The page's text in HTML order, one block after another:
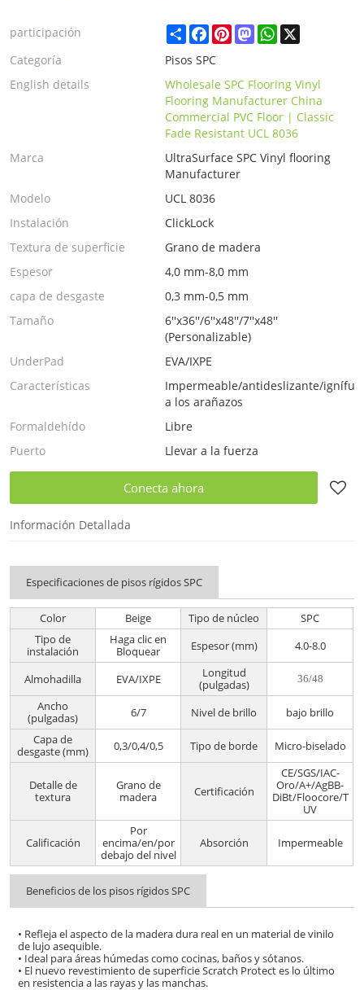
participación ShareFacebook
PinterestMastodonWhatsApp
X
Categoría
Pisos SPC
English details
Wholesale SPC Flooring Vinyl
Flooring Manufacturer China
Commercial PVC Floor | Classic
Fade Resistant UCL 8036
Marca
UltraSurface SPC Vinyl flooring
Manufacturer
Modelo
UCL 8036
Instalación
ClickLock
Textura de superficie
Grano de madera
Espesor
4,0 mm-8,0 mm
capa de desgaste
0,3 mm-0,5 mm
Tamaño
6''x36''/6''x48''/7''x48''
(Personalizable)
UnderPad
EVA/IXPE
Características
Impermeable/antideslizante/
a los arañazos
Formaldehído
Libre
Puerto
Llevar a la fuerza
Conecta ahora
Información Detallada
Especificaciones de pisos rígidos SPC
Color Beige Tipo de núcleo
SPC
Tipo de
instalación
Haga clic en
Bloquear
Espesor (mm) 4.0-8.0
Almohadilla EVA/IXPE
Longitud
(pulgadas)
36/48
Ancho
(pulgadas)
6/7 Nivel de brillo
bajo brillo
Capa de
desgaste (mm)
0,3/0,4/0,5 Tipo de borde Micro-biselado
Detalle de
textura
Grano de
madera
Certificación
CE/SGS/IAC-
Oro/A+/AgBB-
DiBt/Floocore/T
UV
Calificación
Por
encima/en/por
debajo del nivel
Absorción Impermeable
Beneficios de los pisos rígidos SPC
• Refleja el aspecto de la madera dura real en un material de vinilo
de lujo asequible.
• Ideal para áreas húmedas como cocinas, baños y sótanos.
• El nuevo revestimiento de superficie Scratch Protect es lo último
en resistencia a las rayas y las manchas.